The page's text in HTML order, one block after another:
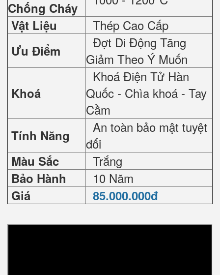
Chống Cháy
Vật Liệu Thép Cao Cấp
Ưu Điểm
Đợt Di Động Tăng
Giảm Theo Ý Muốn
Khoá
Khoá Điện Tử Hàn
Quốc - Chìa khoá - Tay
Cầm
Tính Năng
An toàn bảo mật tuyệt
đối
Màu Sắc Trắng
Bảo Hành 10 Năm
Giá 85.000.000đ